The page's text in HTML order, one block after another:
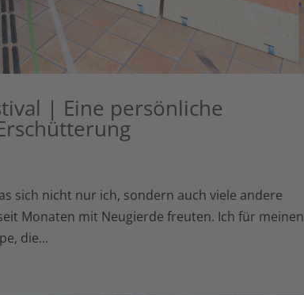
| Eine persönliche
sich nicht nur ich, sondern auch viele andere
Monaten mit Neugierde freuten. Ich für meinen
die...